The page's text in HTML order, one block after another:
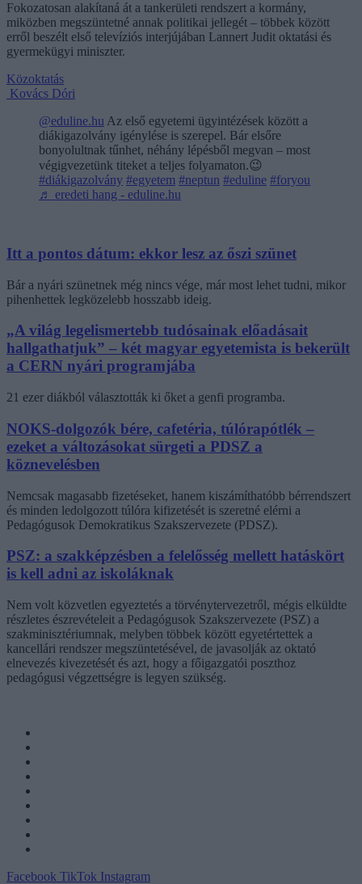
Fokozatosan alakítaná át a tankerületi rendszert a kormány,
miközben megszüntetné annak politikai jellegét – többek között
erről beszélt első televíziós interjújában Lannert Judit oktatási és
gyermekügyi miniszter.
Közoktatás
Kovács Dóri
@eduline.hu Az első egyetemi ügyintézések között a
diákigazolvány igénylése is szerepel. Bár elsőre
bonyolultnak tűnhet, néhány lépésből megvan – most
végigvezetünk titeket a teljes folyamaton.😉
#diákigazolvány #egyetem #neptun #eduline #foryou
♬ eredeti hang - eduline.hu
Itt a pontos dátum: ekkor lesz az őszi szünet
Bár a nyári szünetnek még nincs vége, már most lehet tudni, mikor
pihenhettek legközelebb hosszabb ideig.
„A világ legelismertebb tudósainak előadásait
hallgathatjuk” – két magyar egyetemista is bekerült
a CERN nyári programjába
21 ezer diákból választották ki őket a genfi programba.
NOKS-dolgozók bére, cafetéria, túlórapótlék –
ezeket a változásokat sürgeti a PDSZ a
köznevelésben
Nemcsak magasabb fizetéseket, hanem kiszámíthatóbb bérrendszert
és minden ledolgozott túlóra kifizetését is szeretné elérni a
Pedagógusok Demokratikus Szakszervezete (PDSZ).
PSZ: a szakképzésben a felelősség mellett hatáskört
is kell adni az iskoláknak
Nem volt közvetlen egyeztetés a törvénytervezetről, mégis elküldte
részletes észrevételeit a Pedagógusok Szakszervezete (PSZ) a
szakminisztériumnak, melyben többek között egyetértettek a
kancellári rendszer megszüntetésével, de javasolják az oktató
elnevezés kivezetését és azt, hogy a főigazgatói poszthoz
pedagógusi végzettségre is legyen szükség.
Facebook TikTok Instagram